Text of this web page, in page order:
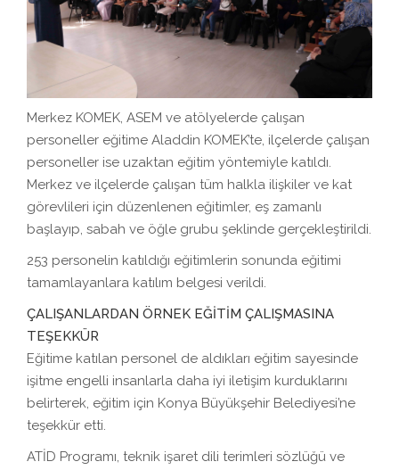
Merkez KOMEK, ASEM ve atölyelerde çalışan
personeller eğitime Aladdin KOMEK’te, ilçelerde çalışan
personeller ise uzaktan eğitim yöntemiyle katıldı.
Merkez ve ilçelerde çalışan tüm halkla ilişkiler ve kat
görevlileri için düzenlenen eğitimler, eş zamanlı
başlayıp, sabah ve öğle grubu şeklinde gerçekleştirildi.
253 personelin katıldığı eğitimlerin sonunda eğitimi
tamamlayanlara katılım belgesi verildi.
ÇALIŞANLARDAN ÖRNEK EĞİTİM ÇALIŞMASINA
TEŞEKKÜR
Eğitime katılan personel de aldıkları eğitim sayesinde
işitme engelli insanlarla daha iyi iletişim kurduklarını
belirterek, eğitim için Konya Büyükşehir Belediyesi’ne
teşekkür etti.
ATİD Programı, teknik işaret dili terimleri sözlüğü ve